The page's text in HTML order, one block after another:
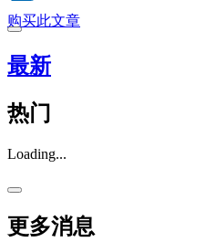
购买此文章
最新
热门
Loading...
更多消息